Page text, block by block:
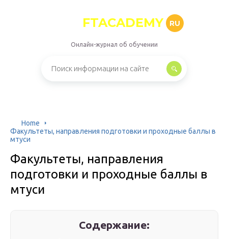
FTACADEMY RU
Онлайн-журнал об обучении
Home
Факультеты, направления подготовки и проходные баллы в
мтуси
Факультеты, направления
подготовки и проходные баллы в
мтуси
Содержание: